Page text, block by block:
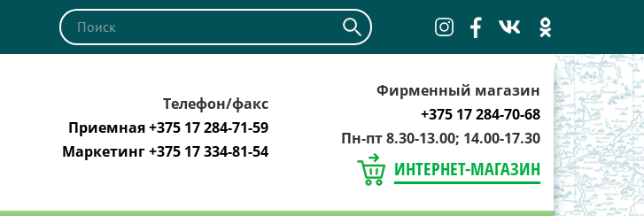
Телефон/факс
Приемная +375 17 284-71-59
Маркетинг +375 17 334-81-54
Фирменный магазин
+375 17 284-70-68
Пн-пт 8.30-13.00; 14.00-17.30
ИНТЕРНЕТ-МАГАЗИН